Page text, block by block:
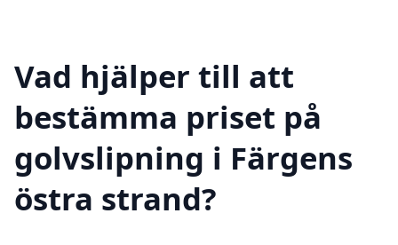
Vad hjälper till att
bestämma priset på
golvslipning i Färgens
östra strand?